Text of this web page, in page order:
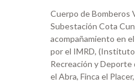
Cuerpo de Bomberos
Subestación Cota
acompañamiento en
por el IMRD,
Recreación y Deporte
el Abra, Finca el